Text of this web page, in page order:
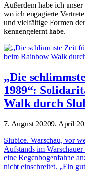
Außerdem habe ich
wo ich engagierte
und vielfältige Formen
kennengelernt habe.
„Die
1989“:
Walk durch
7. August 20209. April
Slubice. Warschau, vor
Aufstands im
eine Regenbogenfahne
nicht einschreitet. „Ein